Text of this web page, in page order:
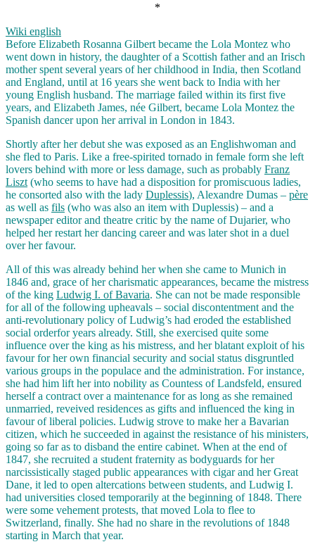
*
Wiki english
Before Elizabeth Rosanna Gilbert became the Lola Montez who
went down in history, the daughter of a Scottish father and an Irisch
mother spent several years of her childhood in India, then Scotland
and England, until at 16 years she went back to India with her
young English husband. The marriage failed within its first five
years, and Elizabeth James, née Gilbert, became Lola Montez the
Spanish dancer upon her arrival in London in 1843.
Shortly after her debut she was exposed as an Englishwoman and
she fled to Paris. Like a free-spirited tornado in female form she left
lovers behind with more or less damage, such as probably Franz
Liszt (who seems to have had a disposition for promiscuous ladies,
he consorted also with the lady Duplessis), Alexandre Dumas – père
as well as fils (who was also an item with Duplessis) – and a
newspaper editor and theatre critic by the name of Dujarier, who
helped her restart her dancing career and was later shot in a duel
over her favour.
All of this was already behind her when she came to Munich in
1846 and, grace of her charismatic appearances, became the mistress
of the king Ludwig I. of Bavaria. She can not be made responsible
for all of the following upheavals – social discontentment and the
anti-revolutionary policy of Ludwig’s had eroded the established
social orderfor years already. Still, she exercised quite some
influence over the king as his mistress, and her blatant exploit of his
favour for her own financial security and social status disgruntled
various groups in the populace and the administration. For instance,
she had him lift her into nobility as Countess of Landsfeld, ensured
herself a contract over a maintenance for as long as she remained
unmarried, reveived residences as gifts and influenced the king in
favour of liberal policies. Ludwig strove to make her a Bavarian
citizen, which he succeeded in against the resistance of his ministers,
going so far as to disband the entire cabinet. When at the end of
1847, she recruited a student fraternity as bodyguards for her
narcissistically staged public appearances with cigar and her Great
Dane, it led to open altercations between students, and Ludwig I.
had universities closed temporarily at the beginning of 1848. There
were some vehement protests, that moved Lola to flee to
Switzerland, finally. She had no share in the revolutions of 1848
starting in March that year.